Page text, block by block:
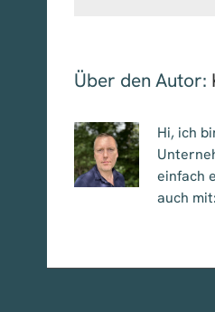
Über den Autor:
Hi, ich
einfach
auch mit: